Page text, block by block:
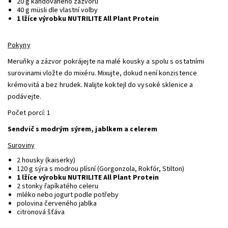
40 g müsli dle vlastní volby
1 lžíce výrobku NUTRILITE All Plant Protein
Pokyny
Meruňky a zázvor pokrájejte na malé kousky a spolu s ostatními
surovinami vložte do mixéru. Mixujte, dokud není konzistence
krémovitá a bez hrudek. Nalijte koktejl do vysoké sklenice a
podávejte.
Počet porcí: 1
Sendvič s modrým sýrem, jablkem a celerem
Suroviny
2 housky (kaiserky)
120 g sýra s modrou plísní (Gorgonzola, Rokfór, Stilton)
1 lžíce výrobku NUTRILITE All Plant Protein
2 stonky řapíkatého celeru
mléko nebo jogurt podle potřeby
polovina červeného jablka
citronová šťáva